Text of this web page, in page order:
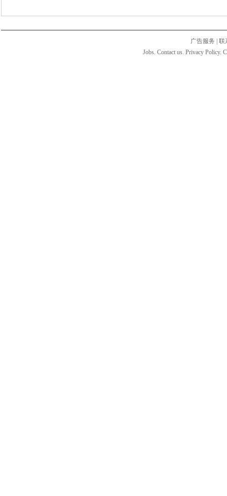
广告服务
联
Jobs. Contact us. Privacy Policy.